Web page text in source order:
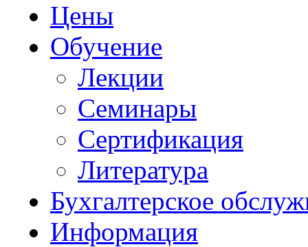
Цены
Обучение
Лекции
Семинары
Сертификация
Литература
Бухгалтерское
Информация